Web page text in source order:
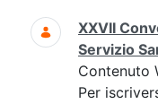
Ricerca
XXVII
Servizio
Contenuto
Per